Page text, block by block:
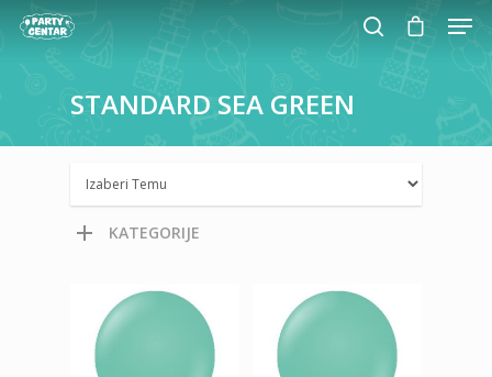
Hit enter to search or ESC to close
STANDARD SEA GREEN
KATEGORIJE
100,00 RSD 200,00 RSD